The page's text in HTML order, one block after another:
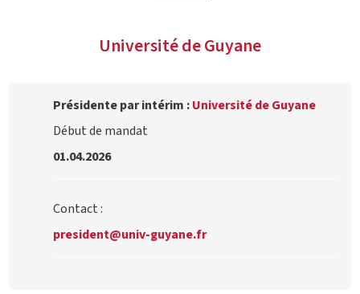
Université de Guyane
Présidente par intérim :Université de Guyane
Début de mandat
01.04.2026
Contact :
president@univ-guyane.fr